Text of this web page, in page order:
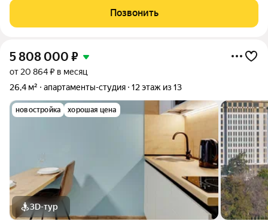
уже всё готово для комфортной жизни. Если вы ищете
квартиру, в которую можно
Позвонить
5 808 000 ₽
от 20 864 ₽ в месяц
26,4 м²
апартаменты-студия 12 этаж из 13
новостройка хорошая цена
3D-тур